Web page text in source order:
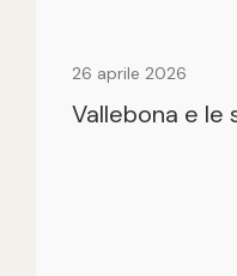
26 aprile 2026
Vallebona e le